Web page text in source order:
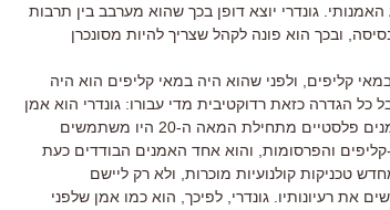
גונדרי יוצא דופן בכך שהוא מערבב בין תרבות
ובכך הוא פונה לקהל שצריך להיות מסונכרן
קליפים, ולפני שהוא היה במאי קליפים הוא היה
כל הגדרה כזאת רדוקטיבית מדי עבורו: גונדרי הוא אמן
אודיו-ויזואלי שמשתמש באם.טי.וי באופן בו אמנים פלסטיים מתחילת המאה ה-20 היו משתמשים
קליפים והפרסומות, והוא אחד האמנים הבודדים כעת
טכניקות קולנועיות מוכרות, ולא רק ליישם
את רעיונותיו. גונדרי, לפיכך, הוא כמו אמן שלפני